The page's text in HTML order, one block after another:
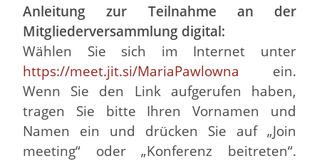
Anleitung zur Teilnahme an der
Mitgliederversammlung digital:
Wählen Sie sich im Internet unter
https://meet.jit.si/MariaPawlowna ein.
Wenn Sie den Link aufgerufen haben,
tragen Sie bitte Ihren Vornamen und
Namen ein und drücken Sie auf „Join
meeting“ oder „Konferenz beitreten“.